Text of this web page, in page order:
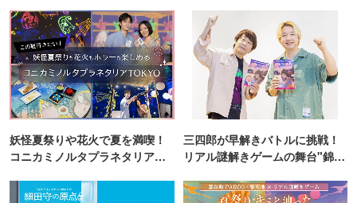
妖怪夏祭りや花火で夏を満喫！
コニカミノルタプラネタリア
三四郎が早解きバトルに挑戦！
リアル謎解きゲームの舞台"錦糸